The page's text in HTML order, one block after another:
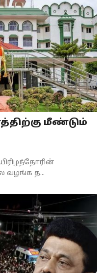
மீண்டும்
வழங்க த...